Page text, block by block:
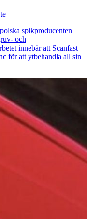
spikproducenten
och
innebär att Scanfast
för att ytbehandla all sin